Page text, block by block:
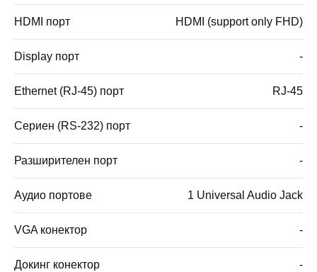
HDMI порт HDMI (support only FHD)
Display порт -
Ethernet (RJ-45) порт RJ-45
Сериен (RS-232) порт -
Разширителен порт -
Аудио портове 1 Universal Audio Jack
VGA конектор -
Докинг конектор -